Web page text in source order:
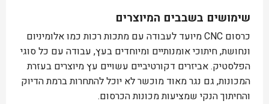
שימושים בשבבים המיוצרים
כרסום CNC מיועד לעבודה עם מתכות רכות כמו אלומיניום
ונחושת, חיתוכי אומנותיים ומיוחדים בעץ, עבודה עם כל סוגי
הפלסטיק. אביזרים דקורטיביים עשויים עץ מיוצרים בעזרת
המכונות, גם נגר מאוד מוכשר לא יוכל להתחרות ברמת הדיוק
והחיתוך הנקי שמציעות מכונות הכרסום.